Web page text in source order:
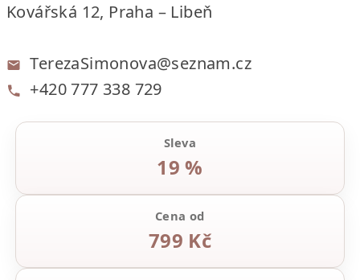
Kovářská 12, Praha – Libeň
TerezaSimonova@seznam.cz
+420 777 338 729
Sleva
19 %
Cena od
799 Kč